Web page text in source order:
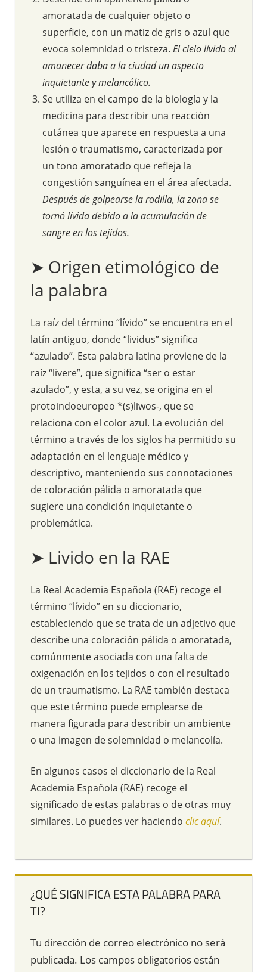
amoratada de cualquier objeto o
superficie, con un matiz de gris o azul que
evoca solemnidad o tristeza. El cielo lívido al
amanecer daba a la ciudad un aspecto
inquietante y melancólico.
Se utiliza en el campo de la biología y la
medicina para describir una reacción
cutánea que aparece en respuesta a una
lesión o traumatismo, caracterizada por
un tono amoratado que refleja la
congestión sanguínea en el área afectada.
Después de golpearse la rodilla, la zona se
tornó lívida debido a la acumulación de
sangre en los tejidos.
➤ Origen etimológico de
la palabra
La raíz del término “lívido” se encuentra en el
latín antiguo, donde “lividus” significa
“azulado”. Esta palabra latina proviene de la
raíz “livere”, que significa “ser o estar
azulado”, y esta, a su vez, se origina en el
protoindoeuropeo *(s)liwos-, que se
relaciona con el color azul. La evolución del
término a través de los siglos ha permitido su
adaptación en el lenguaje médico y
descriptivo, manteniendo sus connotaciones
de coloración pálida o amoratada que
sugiere una condición inquietante o
problemática.
➤ Livido en la RAE
La Real Academia Española (RAE) recoge el
término “lívido” en su diccionario,
estableciendo que se trata de un adjetivo que
describe una coloración pálida o amoratada,
comúnmente asociada con una falta de
oxigenación en los tejidos o con el resultado
de un traumatismo. La RAE también destaca
que este término puede emplearse de
manera figurada para describir un ambiente
o una imagen de solemnidad o melancolía.
En algunos casos el diccionario de la Real
Academia Española (RAE) recoge el
significado de estas palabras o de otras muy
similares. Lo puedes ver haciendo clic aquí.
¿QUÉ SIGNIFICA ESTA PALABRA PARA
TI?
Tu dirección de correo electrónico no será
publicada. Los campos obligatorios están